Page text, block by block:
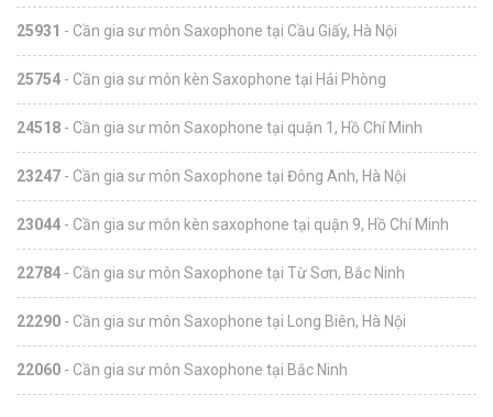
25931 - Cần gia sư môn Saxophone tại Cầu Giấy, Hà Nội
25754 - Cần gia sư môn kèn Saxophone tại Hải Phòng
24518 - Cần gia sư môn Saxophone tại quận 1, Hồ Chí Minh
23247 - Cần gia sư môn Saxophone tại Đông Anh, Hà Nội
23044 - Cần gia sư môn kèn saxophone tại quận 9, Hồ Chí Minh
22784 - Cần gia sư môn Saxophone tại Từ Sơn, Bắc Ninh
22290 - Cần gia sư môn Saxophone tại Long Biên, Hà Nội
22060 - Cần gia sư môn Saxophone tại Bắc Ninh